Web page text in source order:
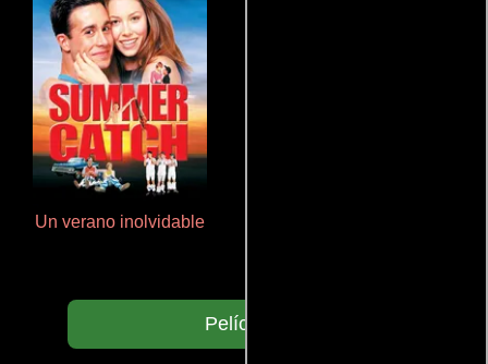
Un verano inolvidable
Películas